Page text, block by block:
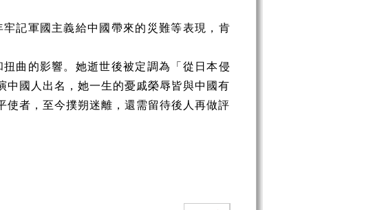
記軍國主義給中國帶來的災難等表現，肯
曲的影響。她逝世後被定調為「從日本侵
國人出名，她一生的憂戚榮辱皆與中國有
者，至今撲朔迷離，還需留待後人再做評